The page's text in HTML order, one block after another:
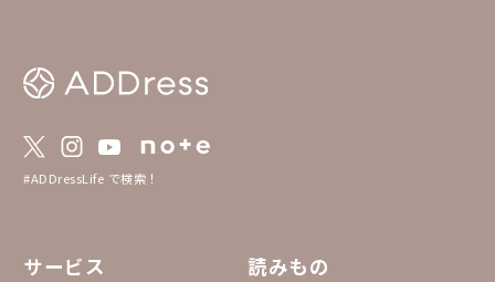
#ADDressLife で検索！
サービス 読みもの